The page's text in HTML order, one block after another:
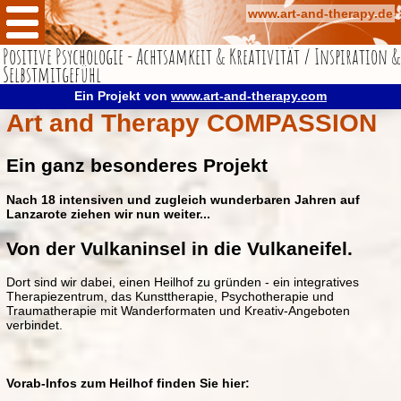
www.art-and-therapy.de
Positive Psychologie - Achtsamkeit & Kreativität / Inspiration &
Selbstmitgefühl
Ein Projekt von www.art-and-therapy.com
Art and Therapy COMPASSION
Ein ganz besonderes Projekt
Nach 18 intensiven und zugleich wunderbaren Jahren auf
Lanzarote ziehen wir nun weiter...
Von der Vulkaninsel in die Vulkaneifel.
Dort sind wir dabei, einen Heilhof zu gründen - ein integratives
Therapiezentrum, das Kunsttherapie, Psychotherapie und
Traumatherapie mit Wanderformaten und Kreativ-Angeboten
verbindet.
Vorab-Infos zum Heilhof finden Sie hier:
Compassion
Über mich
Kontakt
Datenschutz
Blog-Netzwerk
Art and Therapy Kalender
Retreats in der Vulkaneifel